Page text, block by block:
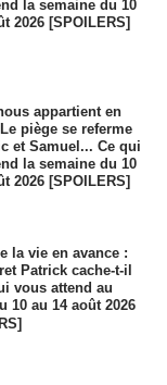
la semaine du 10
2026 [SPOILERS]
appartient en
piège se referme
et Samuel... Ce qui
la semaine du 10
2026 [SPOILERS]
la vie en avance :
Patrick cache-t-il
vous attend au
10 au 14 août 2026